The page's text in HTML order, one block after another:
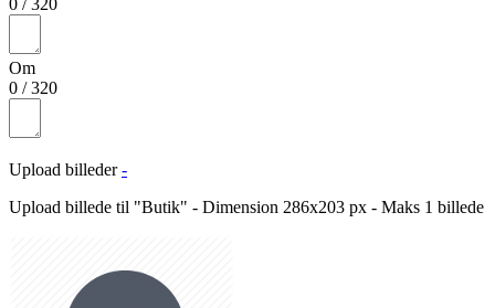
0 /320
Om
0 /320
Upload billeder -
Upload billede til "Butik" - Dimension 286x203 px - Maks 1 billede